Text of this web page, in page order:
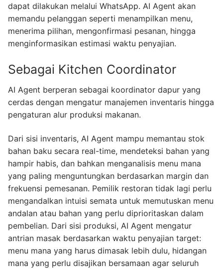
dapat dilakukan melalui WhatsApp. AI Agent akan
memandu pelanggan seperti menampilkan menu,
menerima pilihan, mengonfirmasi pesanan, hingga
menginformasikan estimasi waktu penyajian.
Sebagai Kitchen Coordinator
AI Agent berperan sebagai koordinator dapur yang
cerdas dengan mengatur manajemen inventaris hingga
pengaturan alur produksi makanan.
Dari sisi inventaris, AI Agent mampu memantau stok
bahan baku secara real-time, mendeteksi bahan yang
hampir habis, dan bahkan menganalisis menu mana
yang paling menguntungkan berdasarkan margin dan
frekuensi pemesanan. Pemilik restoran tidak lagi perlu
mengandalkan intuisi semata untuk memutuskan menu
andalan atau bahan yang perlu diprioritaskan dalam
pembelian. Dari sisi produksi, AI Agent mengatur
antrian masak berdasarkan waktu penyajian target:
menu mana yang harus dimasak lebih dulu, hidangan
mana yang perlu disajikan bersamaan agar seluruh